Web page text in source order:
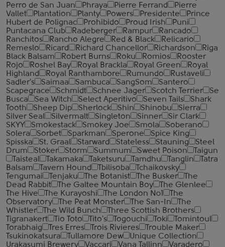
Perro de San Juan
Phraya Pierre Ferrand
Pierre
Vallet
Plantation Planty Powers Presidente
Prince
Hubert de Polignac
Prohibido Proud Irish
Puni
Puntacana Club
Radeberger Rampur
Rancado
Ranchitos
Rancho Alegre Red & Black
Relicario
Remeslo
Ricard Richard Chancellor Richardson
Riga
Black Balsam
Robert Burns Roku Romios
Rooster
Rojo
Roshel Bay Royal Brackla Royal Green
Royal
Highland
Royal Ranthambore Rumundo
Rustaveli
Sadler's
Saimaa Sambuca SangSom
Santero
Scapegrace
Schmidt Schnee Jager Scotch Terrier
Se
Busca
Sea Witch Select Aperitivo Seven Tails
Shark
Tooth
Sheep Dip Sherlock Shin Shinobu
Sierra
Silver Seal
Silvermalt Singleton Sinner
Sir Clark
SKYY
Smokestack Smokey Joe Smola
Soberano
Solera
Sorbet Sparkman Sperone
Spice King
Spisska
St. Graal Starward Stateless Stauning
Steel
Drum
Stoker Storm Summum Sweet Poison
Taigun
Taisteal
Takamaka Taketsuru Tamdhu Tanglin
Tatra
Balsam
Tavern Hound Tbilisoba
Tchaikovsky
Tengumai
Tenjaku The Botanist The Busker
The
Dead Rabbit
The Galtee Mountain Boy
The Glenlee
The Hive
The Kurayoshi The London №1
The
Observatory
The Peat Monster The San-In
The
Whistler
The Wild Bunch
Three Scottish Brothers
Tigranakert
Tio Toto Tito's Togouchi Toki
Tomintoul
Torabhaig
Tres Erres Trois Rivieres
Trouble Maker
Tsukinokatsura
Tullamore Dew
Unique Collection
Urakasumi Brewery
Vaccari Vana Tallinn
Varadero